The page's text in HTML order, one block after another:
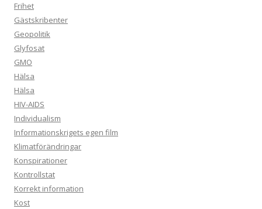
Frihet
Gästskribenter
Geopolitik
Glyfosat
GMO
Hälsa
Hälsa
HIV-AIDS
Individualism
Informationskrigets egen film
Klimatförändringar
Konspirationer
Kontrollstat
Korrekt information
Kost